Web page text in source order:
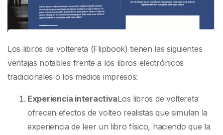
Los libros de voltereta (Flipbook) tienen las siguientes
ventajas notables frente a los libros electrónicos
tradicionales o los medios impresos:
Experiencia interactivaLos libros de voltereta
ofrecen efectos de volteo realistas que simulan la
experiencia de leer un libro físico, haciendo que la